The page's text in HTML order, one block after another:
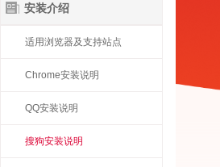
安装介绍
适用浏览器及支持站点
Chrome安装说明
QQ安装说明
搜狗安装说明